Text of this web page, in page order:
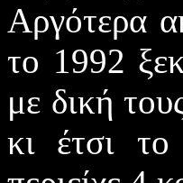
Αργότερα
το 1992
με δική
κι έτσι